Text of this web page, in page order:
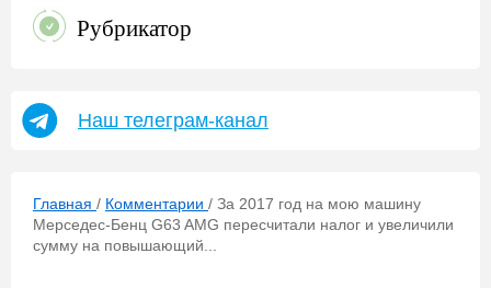
Рубрикатор
Наш телеграм-канал
Главная / Комментарии / За 2017 год на мою машину
Мерседес-Бенц G63 AMG пересчитали налог и увеличили
сумму на повышающий...